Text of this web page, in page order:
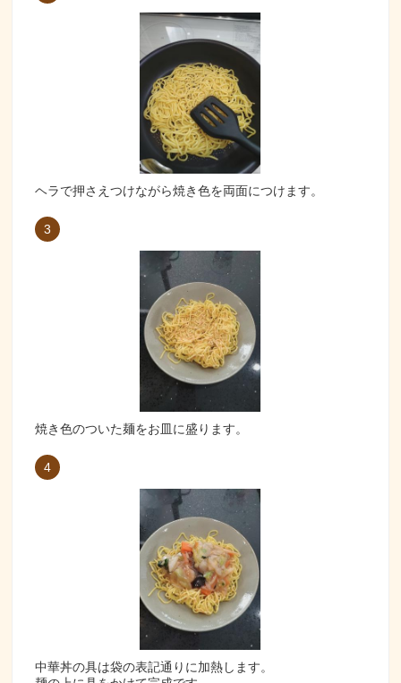
ヘラで押さえつけながら焼き色を両面につけます。
3
焼き色のついた麺をお皿に盛ります。
4
中華丼の具は袋の表記通りに加熱します。